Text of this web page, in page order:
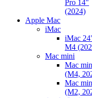
Pro 14"
(2024)
Apple Mac
iMac
iMac
M4
Mac mini
Mac
(M4,
Mac
(M2,